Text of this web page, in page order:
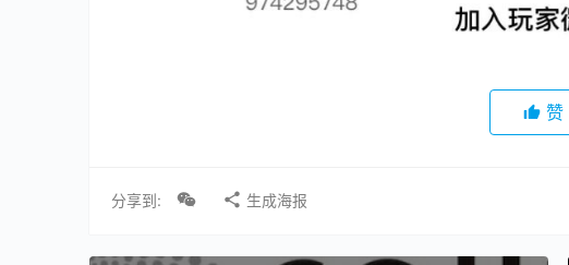
赞
分享到: 生成海报